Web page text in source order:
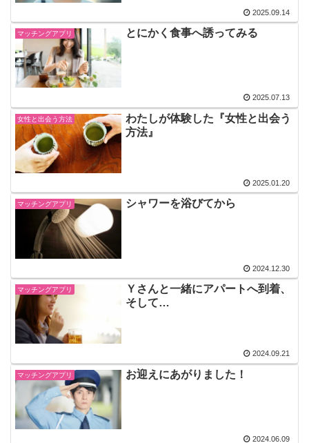
2025.09.14
マッチングアプリ とにかく食事へ誘ってみる
2025.07.13
女性と出会う方法
わたしが体験した『女性と出会う
方法』
2025.01.20
マッチングアプリ シャワーを浴びてから
2024.12.30
マッチングアプリ
Ｙさんと一緒にアパートへ到着、
そして…
2024.09.21
マッチングアプリ お迎えにあがりました！
2024.06.09